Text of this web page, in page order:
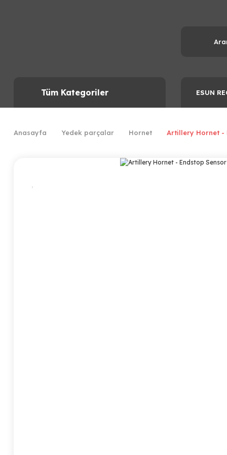
Tüm Kategoriler ESUN
Anasayfa Yedek parçalar Hornet Artillery Hornet -